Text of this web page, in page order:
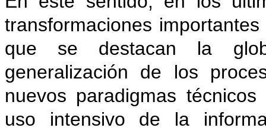
transformaciones
que se destacan la
generalización de los
nuevos paradigmas
uso intensivo de la